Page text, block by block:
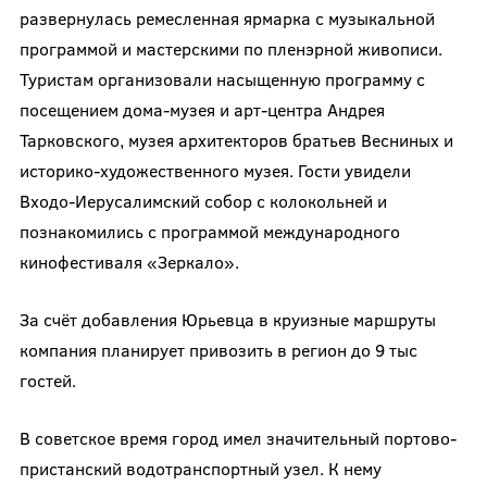
развернулась ремесленная ярмарка с музыкальной
программой и мастерскими по пленэрной живописи.
Туристам организовали насыщенную программу с
посещением дома-музея и арт-центра Андрея
Тарковского, музея архитекторов братьев Весниных и
историко-художественного музея. Гости увидели
Входо-Иерусалимский собор с колокольней и
познакомились с программой международного
кинофестиваля «Зеркало».
За счёт добавления Юрьевца в круизные маршруты
компания планирует привозить в регион до 9 тыс
гостей.
В советское время город имел значительный портово-
пристанский водотранспортный узел. К нему